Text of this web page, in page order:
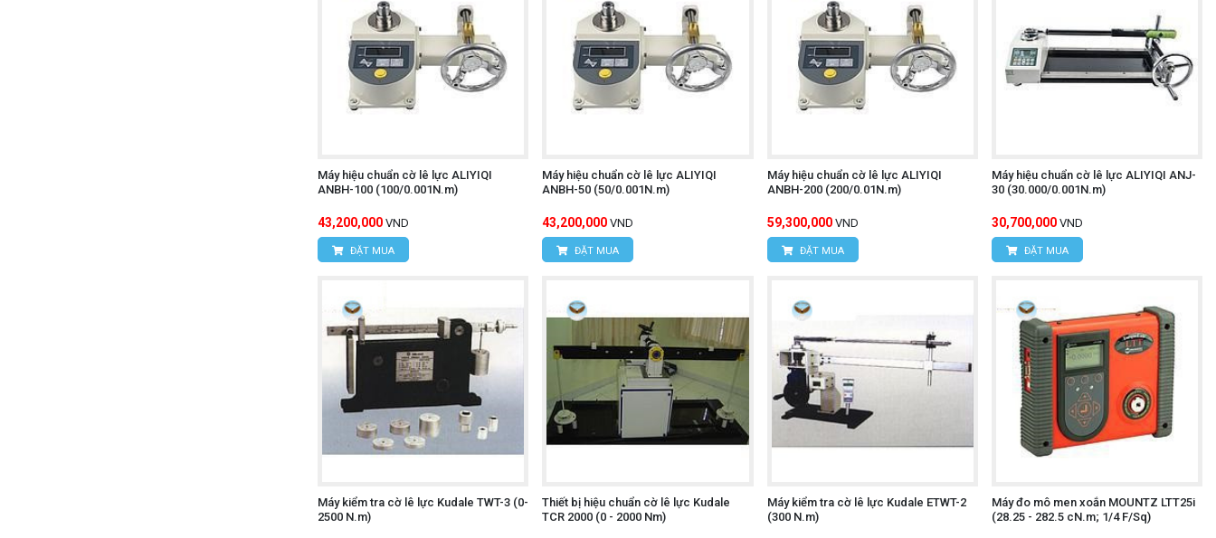
Máy hiệu chuẩn cờ lê lực ALIYIQI
ANBH-100 (100/0.001N.m)
43,200,000 VND
ĐẶT MUA
Máy hiệu chuẩn cờ lê lực ALIYIQI
ANBH-50 (50/0.001N.m)
43,200,000 VND
ĐẶT MUA
Máy hiệu chuẩn cờ lê lực ALIYIQI
ANBH-200 (200/0.01N.m)
59,300,000 VND
ĐẶT MUA
Máy hiệu chuẩn cờ lê lực ALIYIQI ANJ-
30 (30.000/0.001N.m)
30,700,000 VND
ĐẶT MUA
Máy kiểm tra cờ lê lực Kudale TWT-3 (0-
2500 N.m)
Thiết bị hiệu chuẩn cờ lê lực Kudale
TCR 2000 (0 - 2000 Nm)
Máy kiểm tra cờ lê lực Kudale ETWT-2
(300 N.m)
Máy đo mô men xoắn MOUNTZ LTT25i
(28.25 - 282.5 cN.m; 1/4 F/Sq)